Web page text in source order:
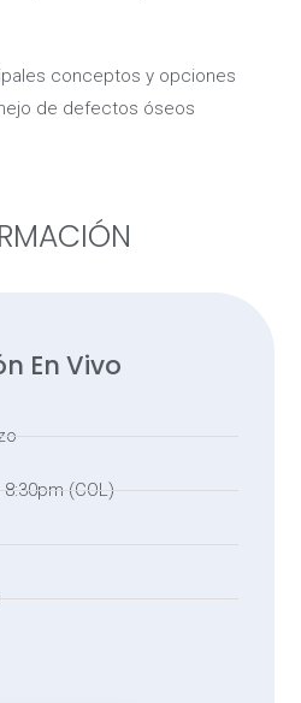
conceptos y opciones
de defectos óseos
En Vivo
(COL)